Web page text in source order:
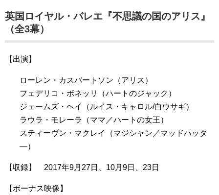
英国ロイヤル・バレエ『不思議の国のアリス』
（全3幕）
【出演】
ローレン・カスバートソン（アリス）
フェデリコ・ボネッリ（ハートのジャック）
ジェームズ・ヘイ（ルイス・キャロル/白ウサギ）
ラウラ・モレーラ（ママ／ハートの女王）
スティーヴン・マクレイ（マジシャン／マッドハッタ
―）
【収録】 2017年9月27日、10月9日、23日
【ボーナス映像】